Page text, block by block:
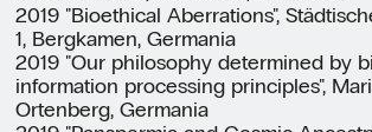
2019 "Bioethical Aberrations",
1, Bergkamen, Germania
2019 "Our philosophy determined by
information processing principles",
Ortenberg, Germania